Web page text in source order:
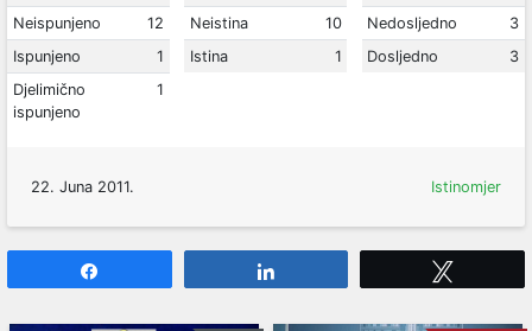
Neispunjeno
12
Ispunjeno
1
Djelimično
ispunjeno
1
Neistina
10
Istina
1
Nedosljedno
3
Dosljedno
3
22. Juna 2011. Istinomjer